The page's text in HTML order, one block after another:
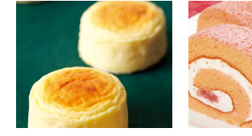
軽減税率の導入に伴い、消費税の表記
た。 ＜商品＞軽減税率対象8％、＜送料
外10％ となります。よろしくお願いい
2019年4月26日 （金）
【ORDERING INFO】
配送・送料について、支払い方法につ